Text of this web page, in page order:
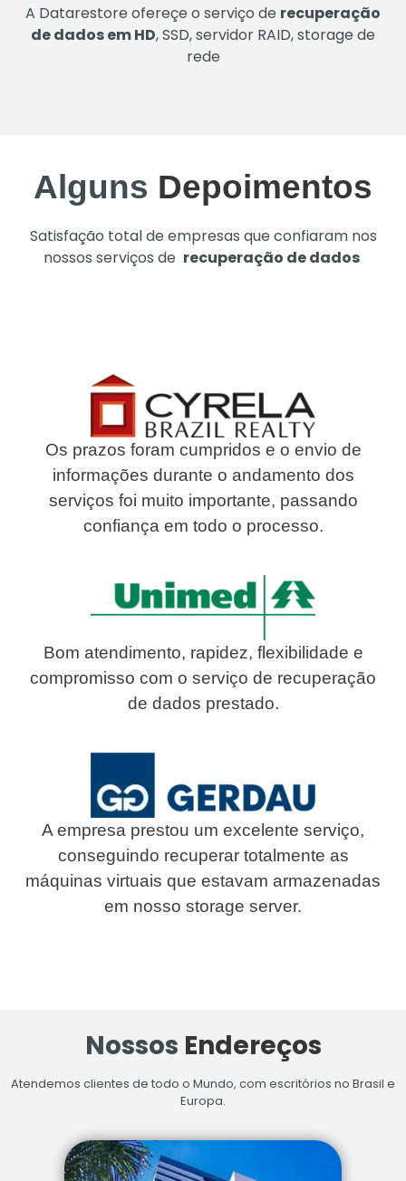
A Datarestore ofereçe o serviço de recuperação
de dados em HD, SSD, servidor RAID, storage de
rede
Alguns Depoimentos
Satisfação total de empresas que confiaram nos
nossos serviços de recuperação de dados
Os prazos foram cumpridos e o envio de
informações durante o andamento dos
serviços foi muito importante, passando
confiança em todo o processo.
Bom atendimento, rapidez, flexibilidade e
compromisso com o serviço de recuperação
de dados prestado.
A empresa prestou um excelente serviço,
conseguindo recuperar totalmente as
máquinas virtuais que estavam armazenadas
em nosso storage server.
Nossos Endereços
Atendemos clientes de todo o Mundo, com escritórios no Brasil e
Europa.